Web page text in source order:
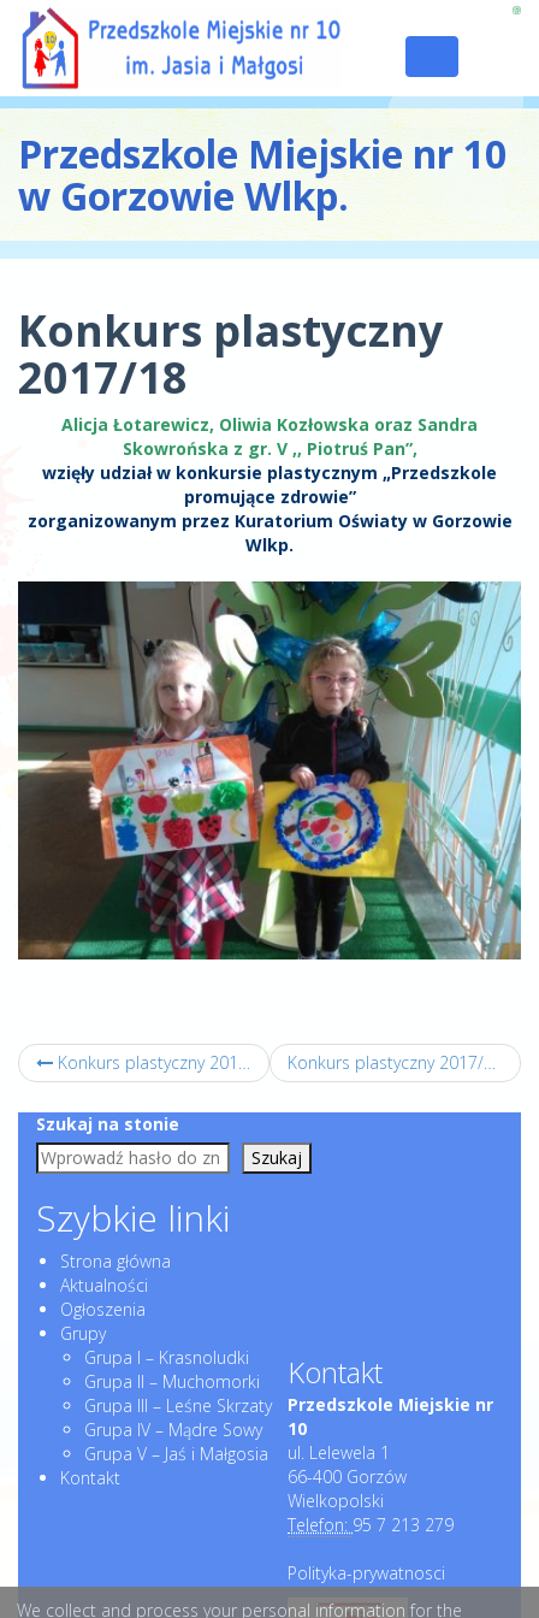
navigation
Przedszkole Miejskie nr 10
w Gorzowie Wlkp.
Konkurs plastyczny
2017/18
Alicja Łotarewicz, Oliwia Kozłowska oraz Sandra
Skowrońska z gr. V ,, Piotruś Pan”,
wzięły udział w konkursie plastycznym „Przedszkole
promujące zdrowie”
zorganizowanym przez Kuratorium Oświaty w Gorzowie
Wlkp.
Konkurs plastyczny 2017/18 Konkurs plastyczny 2017/18
Szukaj na stonie
Szukaj
Szybkie linki
Strona główna
Aktualności
Ogłoszenia
Grupy
Grupa I – Krasnoludki
Grupa II – Muchomorki
Grupa III – Leśne Skrzaty
Grupa IV – Mądre Sowy
Grupa V – Jaś i Małgosia
Kontakt
Kontakt
Przedszkole Miejskie nr
10
ul. Lelewela 1
66-400 Gorzów
Wielkopolski
Telefon: 95 7 213 279
Polityka-prywatnosci
We collect and process your personal information for the